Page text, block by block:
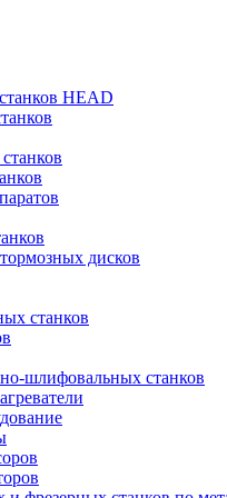
HEAD
дисков
станков
шлифовальных станков